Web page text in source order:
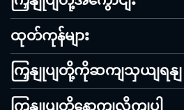
ထုတ်ကုန်များ
ကြှနျုပျတို့ကိုဆကျသှယျရနျ
ကြှနျုပျတို့နောကျလိုကျပါ